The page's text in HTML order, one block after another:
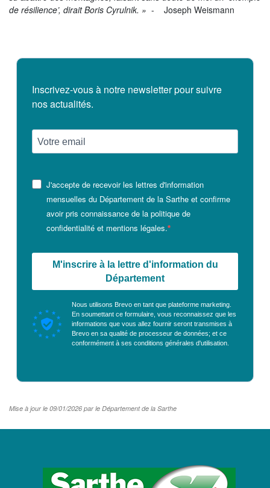
de résilience’, dirait Boris Cyrulnik. » - Joseph Weismann
Inscrivez-vous à notre newsletter pour suivre
nos actualités.
J'accepte de recevoir les lettres d'information
mensuelles du Département de la Sarthe et confirme
avoir pris connaissance de la politique de
confidentialité et mentions légales.
M'inscrire à la lettre d'information du
Département
Nous utilisons Brevo en tant que plateforme marketing.
En soumettant ce formulaire, vous reconnaissez que les
informations que vous allez fournir seront transmises à
Brevo en sa qualité de processeur de données; et ce
conformément à ses conditions générales d'utilisation.
Mise à jour le 09/01/2026 par le Département de la Sarthe
LOGO